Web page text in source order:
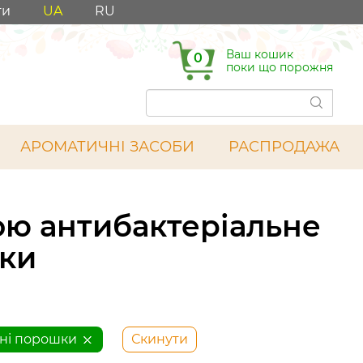
UA RU
0
Ваш кошик
поки що порожня
АРОМАТИЧНІ ЗАСОБИ РАСПРОДАЖА
антибактеріальне
порошки Скинути